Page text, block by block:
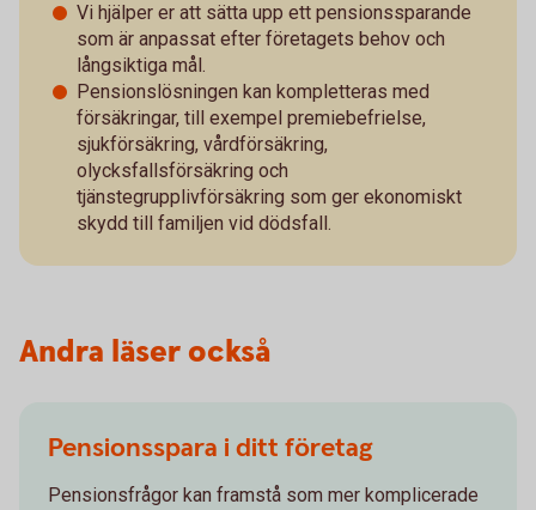
Vi hjälper er att sätta upp ett pensionssparande
som är anpassat efter företagets behov och
långsiktiga mål.
Pensionslösningen kan kompletteras med
försäkringar, till exempel premiebefrielse,
sjukförsäkring, vårdförsäkring,
olycksfallsförsäkring och
tjänstegrupplivförsäkring som ger ekonomiskt
skydd till familjen vid dödsfall.
Andra läser också
Pensionsspara i ditt företag
Pensionsfrågor kan framstå som mer komplicerade